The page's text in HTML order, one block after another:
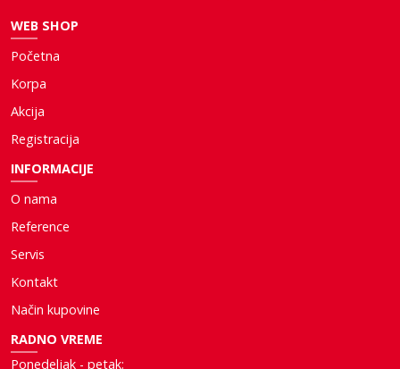
WEB SHOP
Početna
Korpa
Akcija
Registracija
INFORMACIJE
O nama
Reference
Servis
Kontakt
Način kupovine
RADNO VREME
Ponedeljak - petak: